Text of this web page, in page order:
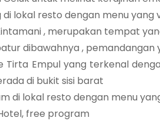
di lokal resto dengan menu yang
, merupakan tempat
dibawahnya , pemandangan
Tirta Empul yang terkenal
di bukit sisi barat
di lokal resto dengan menu
free program